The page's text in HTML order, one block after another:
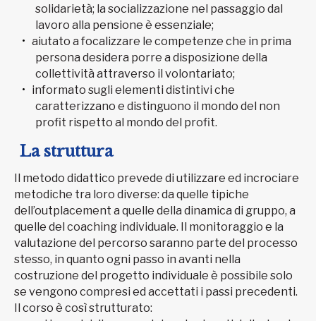
solidarietà; la socializzazione nel passaggio dal
lavoro alla pensione è essenziale;
aiutato a focalizzare le competenze che in prima
persona desidera porre a disposizione della
collettività attraverso il volontariato;
informato sugli elementi distintivi che
caratterizzano e distinguono il mondo del non
profit rispetto al mondo del profit.
La struttura
Il metodo didattico prevede di utilizzare ed incrociare
metodiche tra loro diverse: da quelle tipiche
dell’outplacement a quelle della dinamica di gruppo, a
quelle del coaching individuale. Il monitoraggio e la
valutazione del percorso saranno parte del processo
stesso, in quanto ogni passo in avanti nella
costruzione del progetto individuale è possibile solo
se vengono compresi ed accettati i passi precedenti.
Il corso è così strutturato: